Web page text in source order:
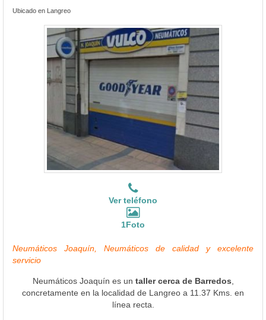
Ubicado en Langreo
Ver teléfono
1Foto
Neumáticos Joaquín, Neumáticos de calidad y excelente
servicio
Neumáticos Joaquín es un taller cerca de Barredos
concretamente en la localidad de Langreo a 11.37 Kms. en
línea recta.